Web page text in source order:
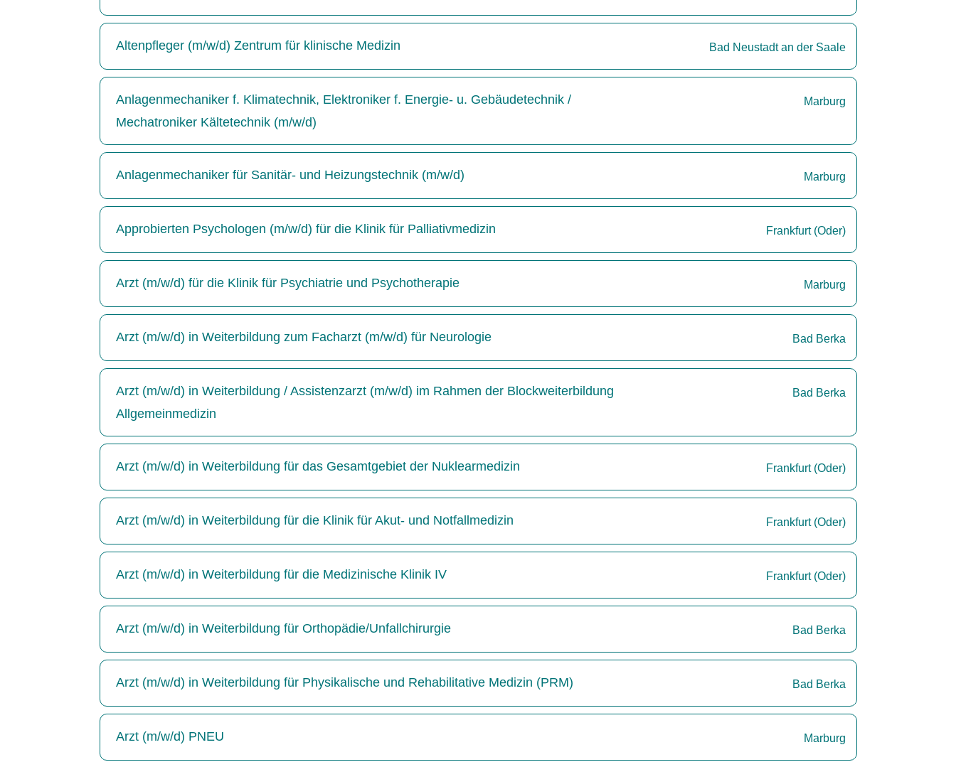
Altenpfleger (m/w/d) Zentrum für klinische Medizin Bad Neustadt an der Saale
Anlagenmechaniker f. Klimatechnik, Elektroniker f. Energie- u. Gebäudetechnik /
Mechatroniker Kältetechnik (m/w/d)
Marburg
Anlagenmechaniker für Sanitär- und Heizungstechnik (m/w/d) Marburg
Approbierten Psychologen (m/w/d) für die Klinik für Palliativmedizin Frankfurt (Oder)
Arzt (m/w/d) für die Klinik für Psychiatrie und Psychotherapie Marburg
Arzt (m/w/d) in Weiterbildung zum Facharzt (m/w/d) für Neurologie Bad Berka
Arzt (m/w/d) in Weiterbildung / Assistenzarzt (m/w/d) im Rahmen der Blockweiterbildung
Allgemeinmedizin
Bad Berka
Arzt (m/w/d) in Weiterbildung für das Gesamtgebiet der Nuklearmedizin Frankfurt (Oder)
Arzt (m/w/d) in Weiterbildung für die Klinik für Akut- und Notfallmedizin Frankfurt (Oder)
Arzt (m/w/d) in Weiterbildung für die Medizinische Klinik IV Frankfurt (Oder)
Arzt (m/w/d) in Weiterbildung für Orthopädie/Unfallchirurgie Bad Berka
Arzt (m/w/d) in Weiterbildung für Physikalische und Rehabilitative Medizin (PRM) Bad Berka
Arzt (m/w/d) PNEU Marburg